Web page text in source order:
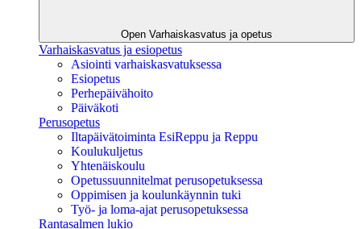
Open Varhaiskasvatus ja opetus
Varhaiskasvatus ja esiopetus
Asiointi varhaiskasvatuksessa
Esiopetus
Perhepäivähoito
Päiväkoti
Perusopetus
Iltapäivätoiminta EsiReppu ja Reppu
Koulukuljetus
Yhtenäiskoulu
Opetussuunnitelmat perusopetuksessa
Oppimisen ja koulunkäynnin tuki
Työ- ja loma-ajat perusopetuksessa
Rantasalmen lukio